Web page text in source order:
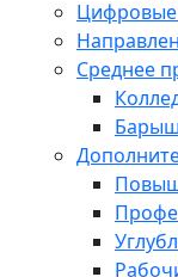
Среднее